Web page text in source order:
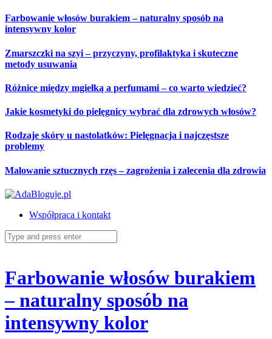
Skip
to
Farbowanie włosów burakiem – naturalny sposób na
intensywny kolor
Zmarszczki na szyi – przyczyny, profilaktyka i skuteczne
metody usuwania
Różnice między mgiełką a perfumami – co warto wiedzieć?
Jakie kosmetyki do pielęgnicy wybrać dla zdrowych włosów?
Rodzaje skóry u nastolatków: Pielęgnacja i najczęstsze
problemy
Malowanie sztucznych rzęs – zagrożenia i zalecenia dla zdrowia
Współpraca i kontakt
Search
for:
Farbowanie włosów burakiem
– naturalny sposób na
intensywny kolor